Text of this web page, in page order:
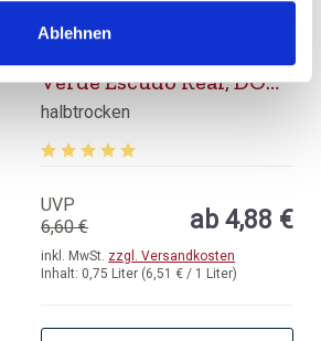
Ablehnen
Verde Escudo Real, DOC
Minho
halbtrocken
Inhalt: 0,75 Liter (6,51 € / 1 Liter)
inkl. MwSt. zzgl. Versandkosten
UVP
6,60 €
ab 4,88 €